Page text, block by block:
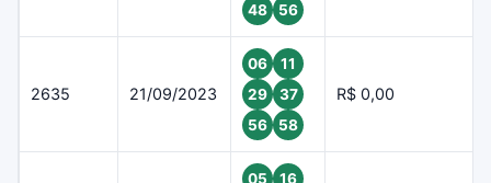
48
56
2635 21/09/2023
06
11
29
37
56
58
R$ 0,00
05
16